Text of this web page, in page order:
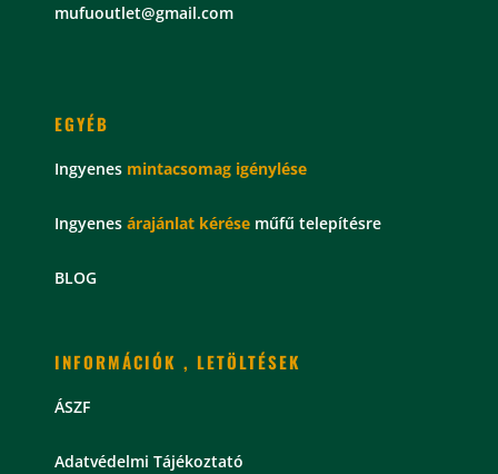
mufuoutlet@gmail.com
EGYÉB
Ingyenes mintacsomag igénylése
Ingyenes árajánlat kérése műfű telepítésre
BLOG
INFORMÁCIÓK , LETÖLTÉSEK
ÁSZF
Adatvédelmi Tájékoztató